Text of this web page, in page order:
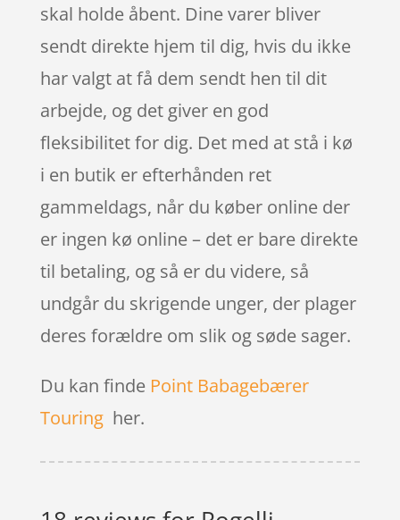
skal holde åbent. Dine varer bliver
sendt direkte hjem til dig, hvis du ikke
har valgt at få dem sendt hen til dit
arbejde, og det giver en god
fleksibilitet for dig. Det med at stå i kø
i en butik er efterhånden ret
gammeldags, når du køber online der
er ingen kø online – det er bare direkte
til betaling, og så er du videre, så
undgår du skrigende unger, der plager
deres forældre om slik og søde sager.
Du kan finde Point Babagebærer
Touringher.